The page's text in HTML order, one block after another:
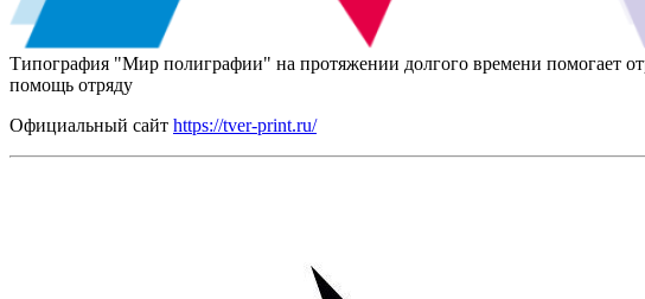
Типография "Мир полиграфии" на протяжении долгого времени помогает
помощь отряду
Официальный сайт https://tver-print.ru/